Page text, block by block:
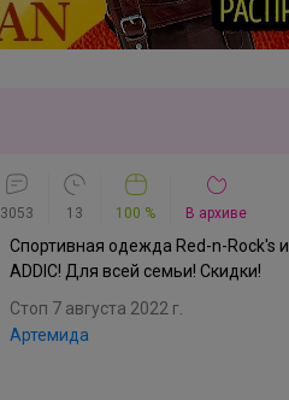
3053 13 100 % В архиве
Спортивная одежда Red-n-Rock's и
ADDIC! Для всей семьи! Скидки!
Стоп 7 августа 2022 г.
Артемида